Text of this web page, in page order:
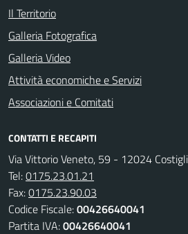
Il Territorio
Galleria Fotografica
Galleria Video
Attività economiche e Servizi
Associazioni e Comitati
CONTATTI E RECAPITI
Via Vittorio Veneto, 59 - 12024
Tel:0175.23.01.21
Fax:0175.23.90.03
Codice Fiscale:00426640041
Partita IVA:00426640041